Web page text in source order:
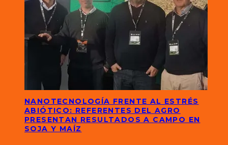
NANOTECNOLOGÍA FRENTE AL ESTRÉS
ABIÓTICO: REFERENTES DEL AGRO
PRESENTAN RESULTADOS A CAMPO EN
SOJA Y MAÍZ